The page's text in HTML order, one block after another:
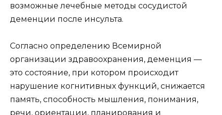
возможные лечебные методы сосудистой
деменции после инсульта.
Согласно определению Всемирной
организации здравоохранения, деменция —
это состояние, при котором происходит
нарушение когнитивных функций, снижается
память, способность мышления, понимания,
речи, ориентации, планирования и